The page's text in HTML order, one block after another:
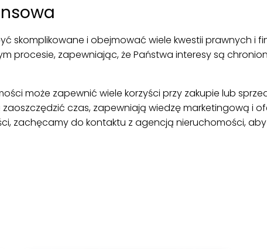
skomplikowane i obejmować wiele kwestii prawnych i
procesie, zapewniając, że Państwa interesy są
może zapewnić wiele korzyści przy zakupie lub
czas, zapewniają wiedzę marketingową i
zachęcamy do kontaktu z agencją nieruchomości,